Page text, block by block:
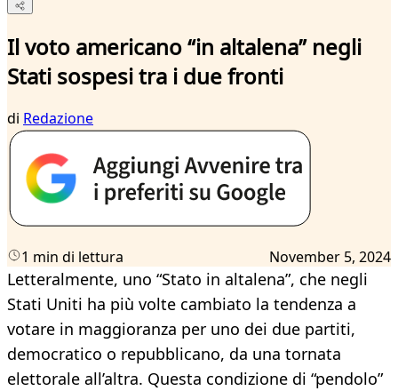
Il voto americano “in altalena” negli
Stati sospesi tra i due fronti
di Redazione
1 min di lettura November 5, 2024
Letteralmente, uno “Stato in altalena”, che negli
Stati Uniti ha più volte cambiato la tendenza a
votare in maggioranza per uno dei due partiti,
democratico o repubblicano, da una tornata
elettorale all’altra. Questa condizione di “pendolo”